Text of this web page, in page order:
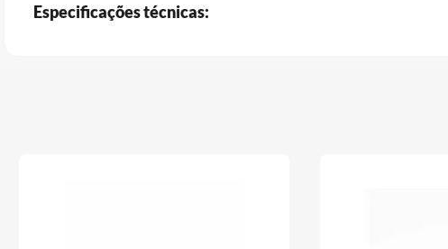
Especificações técnicas: